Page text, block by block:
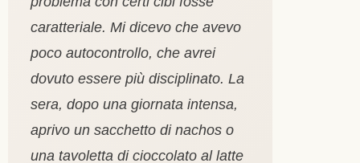
caratteriale. Mi dicevo che avevo
poco autocontrollo, che avrei
dovuto essere più disciplinato. La
sera, dopo una giornata intensa,
aprivo un sacchetto di nachos o
una tavoletta di cioccolato al latte